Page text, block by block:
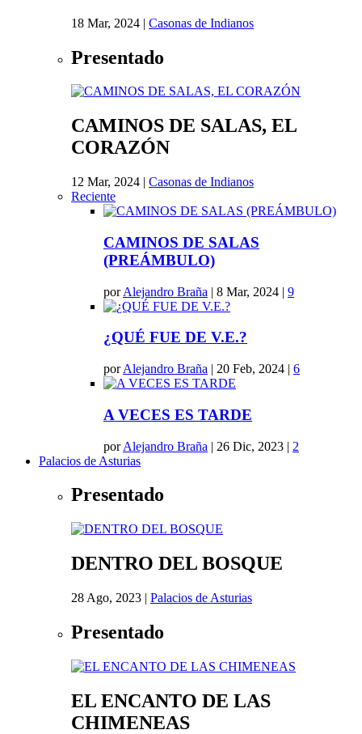
18 Mar, 2024 | Casonas de Indianos
Presentado
CAMINOS DE SALAS, EL
CORAZÓN
12 Mar, 2024 | Casonas de Indianos
Reciente
CAMINOS DE SALAS
(PREÁMBULO)
porAlejandro Braña | 8 Mar, 2024 | 9
¿QUÉ FUE DE V.E.?
porAlejandro Braña | 20 Feb, 2024 | 6
A VECES ES TARDE
porAlejandro Braña | 26 Dic, 2023 | 2
Palacios de Asturias
Presentado
DENTRO DEL BOSQUE
28 Ago, 2023 | Palacios de Asturias
Presentado
EL ENCANTO DE LAS
CHIMENEAS